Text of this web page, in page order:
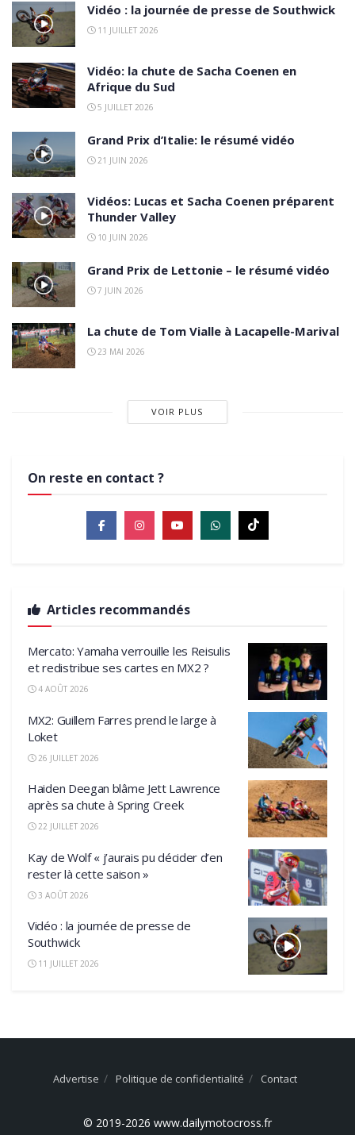
Vidéo : la journée de presse de Southwick
11 JUILLET 2026
Vidéo: la chute de Sacha Coenen en
Afrique du Sud
5 JUILLET 2026
Grand Prix d’Italie: le résumé vidéo
21 JUIN 2026
Vidéos: Lucas et Sacha Coenen préparent
Thunder Valley
10 JUIN 2026
Grand Prix de Lettonie – le résumé vidéo
7 JUIN 2026
La chute de Tom Vialle à Lacapelle-Marival
23 MAI 2026
VOIR PLUS
On reste en contact ?
Articles recommandés
Mercato: Yamaha verrouille les Reisulis
et redistribue ses cartes en MX2 ?
4 AOÛT 2026
MX2: Guillem Farres prend le large à
Loket
26 JUILLET 2026
Haiden Deegan blâme Jett Lawrence
après sa chute à Spring Creek
22 JUILLET 2026
Kay de Wolf « j’aurais pu décider d’en
rester là cette saison »
3 AOÛT 2026
Vidéo : la journée de presse de
Southwick
11 JUILLET 2026
Advertise Politique de confidentialité Contact
© 2019-2026 www.dailymotocross.fr